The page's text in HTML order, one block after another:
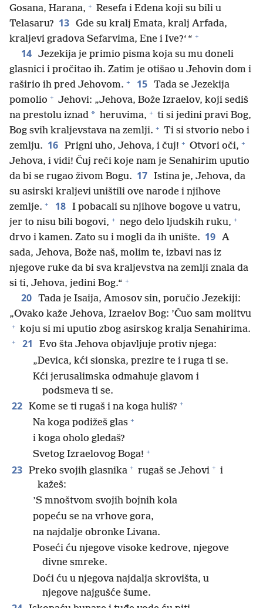
Gosana, Harana, + Resefa i Edena koji su bili u
Telasaru? 13 Gde su kralj Emata, kralj Arfada,
kraljevi gradova Sefarvima, Ene i Ive?‘ “ +
14 Jezekija je primio pisma koja su mu doneli
glasnici i pročitao ih. Zatim je otišao u Jehovin dom i
raširio ih pred Jehovom. + 15 Tada se Jezekija
pomolio + Jehovi: „Jehova, Bože Izraelov, koji sediš
na prestolu iznad * heruvima, + ti si jedini pravi Bog,
Bog svih kraljevstava na zemlji. + Ti si stvorio nebo i
zemlju. 16 Prigni uho, Jehova, i čuj! + Otvori oči, +
Jehova, i vidi! Čuj reči koje nam je Senahirim uputio
da bi se rugao živom Bogu. 17 Istina je, Jehova, da
su asirski kraljevi uništili ove narode i njihove
zemlje. + 18 I pobacali su njihove bogove u vatru,
jer to nisu bili bogovi, + nego delo ljudskih ruku, +
drvo i kamen. Zato su i mogli da ih unište. 19 A
sada, Jehova, Bože naš, molim te, izbavi nas iz
njegove ruke da bi sva kraljevstva na zemlji znala da
si ti, Jehova, jedini Bog.“ +
20 Tada je Isaija, Amosov sin, poručio Jezekiji:
„Ovako kaže Jehova, Izraelov Bog: ’Čuo sam molitvu
+ koju si mi uputio zbog asirskog kralja Senahirima.
+ 21
Evo šta Jehova objavljuje protiv njega:
„Devica, kći sionska, prezire te i ruga ti se.
Kći jerusalimska odmahuje glavom i
podsmeva ti se.
22 Kome se ti rugaš i na koga huliš? +
Na koga podižeš glas +
i koga oholo gledaš?
Svetog Izraelovog Boga! +
23 Preko svojih glasnika + rugaš se Jehovi + i
kažeš:
’S mnoštvom svojih bojnih kola
popeću se na vrhove gora,
na najdalje obronke Livana.
Poseći ću njegove visoke kedrove, njegove
divne smreke.
Doći ću u njegova najdalja skrovišta, u
njegove najgušće šume.